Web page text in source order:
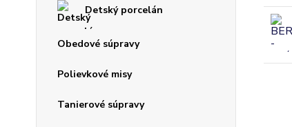
Detský porcelán
Obedové súpravy
Polievkové misy
Tanierové súpravy